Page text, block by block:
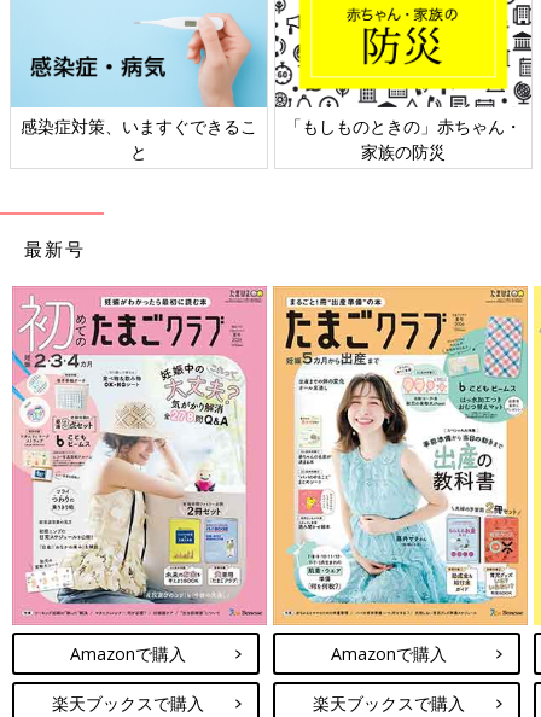
のときの」赤ちゃん・
日本外来小児科学会リーフレッ
六星占
最新号
Amazonで購入
楽天ブックスで購入
Amazonで購入
楽天ブックスで購入